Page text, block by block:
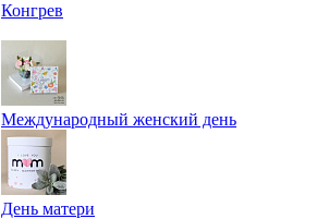
Конгрев
Международный женский день
День матери